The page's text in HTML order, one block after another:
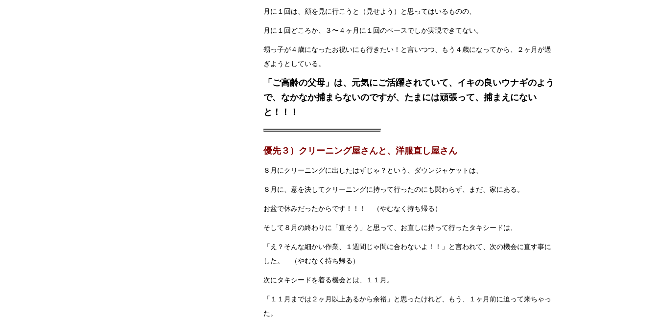
月に１回は、顔を見に行こうと（見せよう）と思ってはいるものの、
月に１回どころか、３〜４ヶ月に１回のペースでしか実現できてない。
甥っ子が４歳になったお祝いにも行きたい！と言いつつ、もう４歳になってから、２ヶ月が過
ぎようとしている。
「ご高齢の父母」は、元気にご活躍されていて、イキの良いウナギのよう
で、なかなか捕まらないのですが、たまには頑張って、捕まえにない
と！！！
優先３）クリーニング屋さんと、洋服直し屋さん
８月にクリーニングに出したはずじゃ？という、ダウンジャケットは、
８月に、意を決してクリーニングに持って行ったのにも関わらず、まだ、家にある。
お盆で休みだったからです！！！ （やむなく持ち帰る）
そして８月の終わりに「直そう」と思って、お直しに持って行ったタキシードは、
「え？そんな細かい作業、１週間じゃ間に合わないよ！！」と言われて、次の機会に直す事に
した。 （やむなく持ち帰る）
次にタキシードを着る機会とは、１１月。
「１１月までは２ヶ月以上あるから余裕」と思ったけれど、もう、１ヶ月前に迫って来ちゃっ
た。